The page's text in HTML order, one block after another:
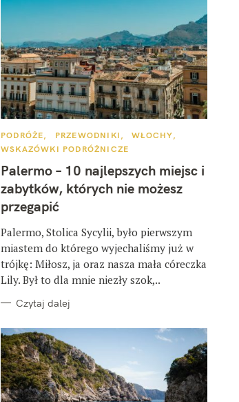
K
T
G
O
R
I
E
PODRÓŻE PRZEWODNIKI
WŁOCHY
WSKAZÓWKI PODRÓŻNICZE
Palermo – 10 najlepszych miejsc i
zabytków, których nie możesz
przegapić
Palermo, Stolica Sycylii, było pierwszym
miastem do którego wyjechaliśmy już w
trójkę: Miłosz, ja oraz nasza mała córeczka
Lily. Był to dla mnie niezły szok,..
Czytaj dalej